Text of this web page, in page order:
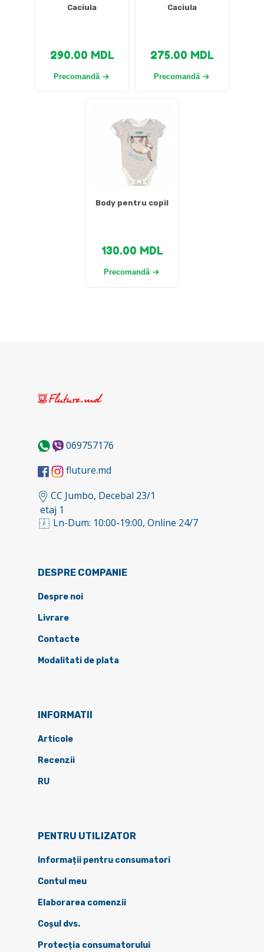
Caciula
290.00 MDL
Precomandă
Caciula
275.00 MDL
Precomandă
Body pentru copil
130.00 MDL
Precomandă
069757176
fluture.md
CC Jumbo, Decebal 23/1
etaj 1
Ln-Dum: 10:00-19:00, Online 24/7
DESPRE COMPANIE
Despre noi
Livrare
Contacte
Modalitati de plata
INFORMATII
Articole
Recenzii
RU
PENTRU UTILIZATOR
Informații pentru consumatori
Contul meu
Elaborarea comenzii
Coșul dvs.
Protecția consumatorului